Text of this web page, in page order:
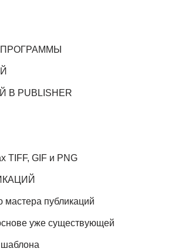
PUBLISHER
TIFF, GIF и PNG
публикаций
уже существующей